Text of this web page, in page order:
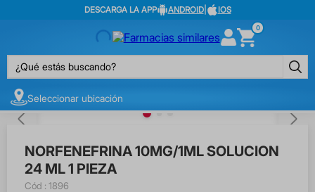
DESCARGA LA APP ANDROID| IOS
0
¿Qué estás buscando?
Seleccionar ubicación
NORFENEFRINA 10MG/1ML SOLUCION
24 ML 1 PIEZA
: 1896